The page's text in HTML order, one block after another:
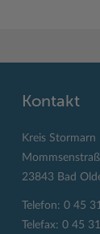
Kontakt
Kreis Stormarn
23843 Bad
Telefon: 0 45
Telefax: 0 45